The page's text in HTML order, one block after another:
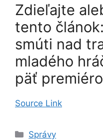
Zdieľajte
tento
smúti nad
mladého
päť
Source Link
Kategórie
Správy